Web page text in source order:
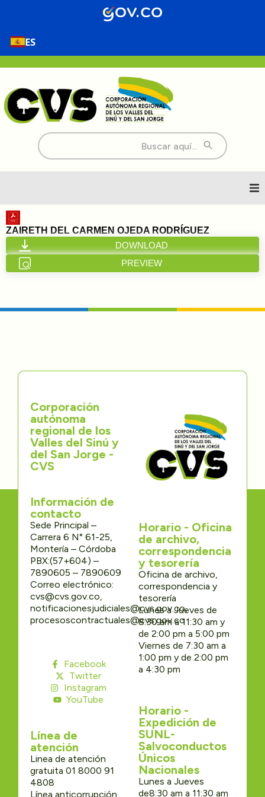
ES
Buscar:
Inicio
Nosotros
Transparencia
Participa
Trámites y Servicios
Contáctenos
ZAIRETH DEL CARMEN OJEDA RODRÍGUEZ
DOWNLOAD
PREVIEW
Corporación
autónoma
regional de los
Valles del Sinú y
del San Jorge -
CVS
Información de
contacto
Sede Principal –
Carrera 6 N° 61-25,
Montería – Córdoba
PBX:(57+604) –
7890605 – 7890609
Correo electrónico:
cvs@cvs.gov.co,
notificacionesjudiciales@cvs.gov.co,
procesoscontractuales@cvs.gov.co
Facebook
Twitter
Instagram
YouTube
Línea de
atención
Linea de atención
gratuita 01 8000 91
4808
Línea anticorrupción
Horario - Oficina
de archivo,
correspondencia
y tesorería
Oficina de archivo,
correspondencia y
tesorería
Lunes a Jueves de
8:30 am a 11:30 am y
de 2:00 pm a 5:00 pm
Viernes de 7:30 am a
1:00 pm y de 2:00 pm
a 4:30 pm
Horario -
Expedición de
SUNL-
Salvoconductos
Únicos
Nacionales
Lunes a Jueves
de8:30 am a 11:30 am